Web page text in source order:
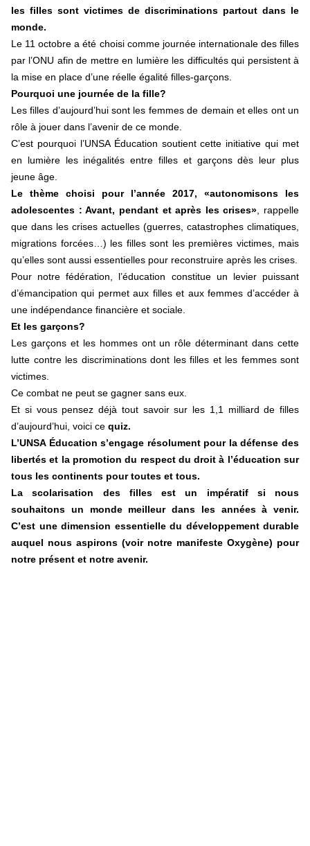
les filles sont victimes de discriminations partout dans le
monde.
Le 11 octobre a été choisi comme journée internationale des filles
par l’ONU afin de mettre en lumière les difficultés qui persistent à
la mise en place d’une réelle égalité filles-garçons.
Pourquoi une journée de la fille?
Les filles d’aujourd’hui sont les femmes de demain et elles ont un
rôle à jouer dans l’avenir de ce monde.
C’est pourquoi l’UNSA Éducation soutient cette initiative qui met
en lumière les inégalités entre filles et garçons dès leur plus
jeune âge.
Le thème choisi pour l’année 2017, «autonomisons les
adolescentes : Avant, pendant et après les crises»
rappelle
que dans les crises actuelles (guerres, catastrophes climatiques,
migrations forcées…) les filles sont les premières victimes, mais
qu’elles sont aussi essentielles pour reconstruire après les crises.
Pour notre fédération, l’éducation constitue un levier puissant
d’émancipation qui permet aux filles et aux femmes d’accéder à
une indépendance financière et sociale.
Et les garçons?
Les garçons et les hommes ont un rôle déterminant dans cette
lutte contre les discriminations dont les filles et les femmes sont
victimes.
Ce combat ne peut se gagner sans eux.
Et si vous pensez déjà tout savoir sur les 1,1 milliard de filles
d’aujourd’hui, voici ce quiz.
L’UNSA Éducation s’engage résolument pour la défense des
libertés et la promotion du respect du droit à l’éducation sur
tous les continents pour toutes et tous.
La scolarisation des filles est un impératif si nous
souhaitons un monde meilleur dans les années à venir.
C’est une dimension essentielle du développement durable
auquel nous aspirons (voir notre manifeste Oxygène) pour
notre présent et notre avenir.